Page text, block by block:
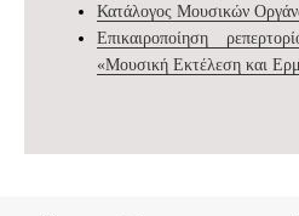
Κατάλογος Μουσικών
Επικαιροποίηση
«Μουσική Εκτέλεση και